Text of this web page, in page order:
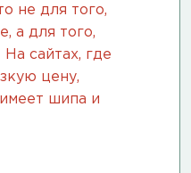
не для того,
а для того,
сайтах, где
цену,
шипа и